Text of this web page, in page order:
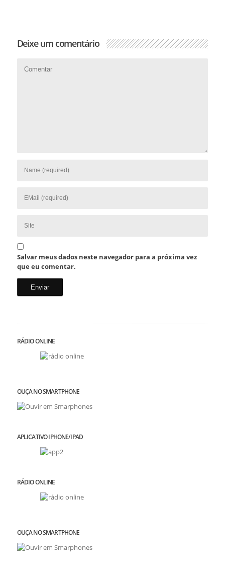
Deixe um comentário
Salvar meus dados neste navegador para a próxima vez
que eu comentar.
RÁDIO ONLINE
OUÇA NO SMARTPHONE
APLICATIVO IPHONE/IPAD
RÁDIO ONLINE
OUÇA NO SMARTPHONE